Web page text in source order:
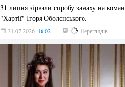
31 липня зірвали спробу замаху на
"Хартії" Ігоря Оболєнського.
31.07.2026 16:02 194 Переглядів